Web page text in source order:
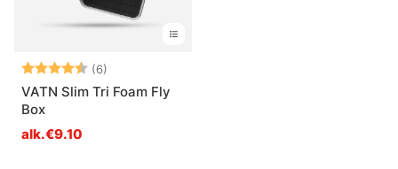
Arvio: (6)
VATN Slim Tri Foam Fly
Box
alk.€9.10